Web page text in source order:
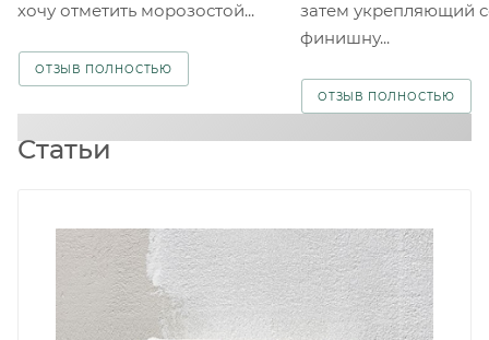
хочу отметить морозостой...
ОТЗЫВ ПОЛНОСТЬЮ
затем укрепляющий
финишну...
ОТЗЫВ ПОЛНОСТЬЮ
Статьи